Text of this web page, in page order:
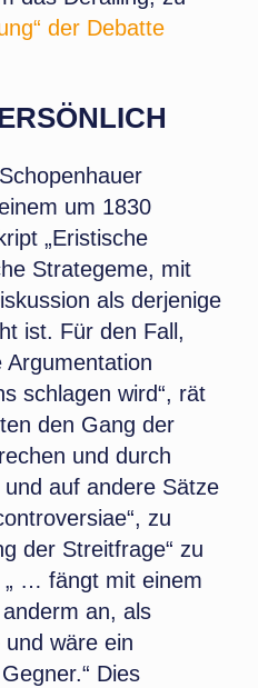
der Debatte
um 1830
„Eristische
Strategeme, mit
als derjenige
ist. Für den Fall,
schlagen wird“, rät
den Gang der
und durch
auf andere Sätze
zu
der Streitfrage“ zu
„ … fängt mit einem
an, als
wäre ein
Dies